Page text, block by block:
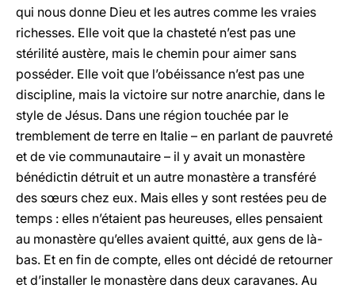
qui nous donne Dieu et les autres comme les vraies
richesses. Elle voit que la chasteté n’est pas une
stérilité austère, mais le chemin pour aimer sans
posséder. Elle voit que l’obéissance n’est pas une
discipline, mais la victoire sur notre anarchie, dans le
style de Jésus. Dans une région touchée par le
tremblement de terre en Italie – en parlant de pauvreté
et de vie communautaire – il y avait un monastère
bénédictin détruit et un autre monastère a transféré
des sœurs chez eux. Mais elles y sont restées peu de
temps : elles n’étaient pas heureuses, elles pensaient
au monastère qu’elles avaient quitté, aux gens de là-
bas. Et en fin de compte, elles ont décidé de retourner
et d’installer le monastère dans deux caravanes. Au